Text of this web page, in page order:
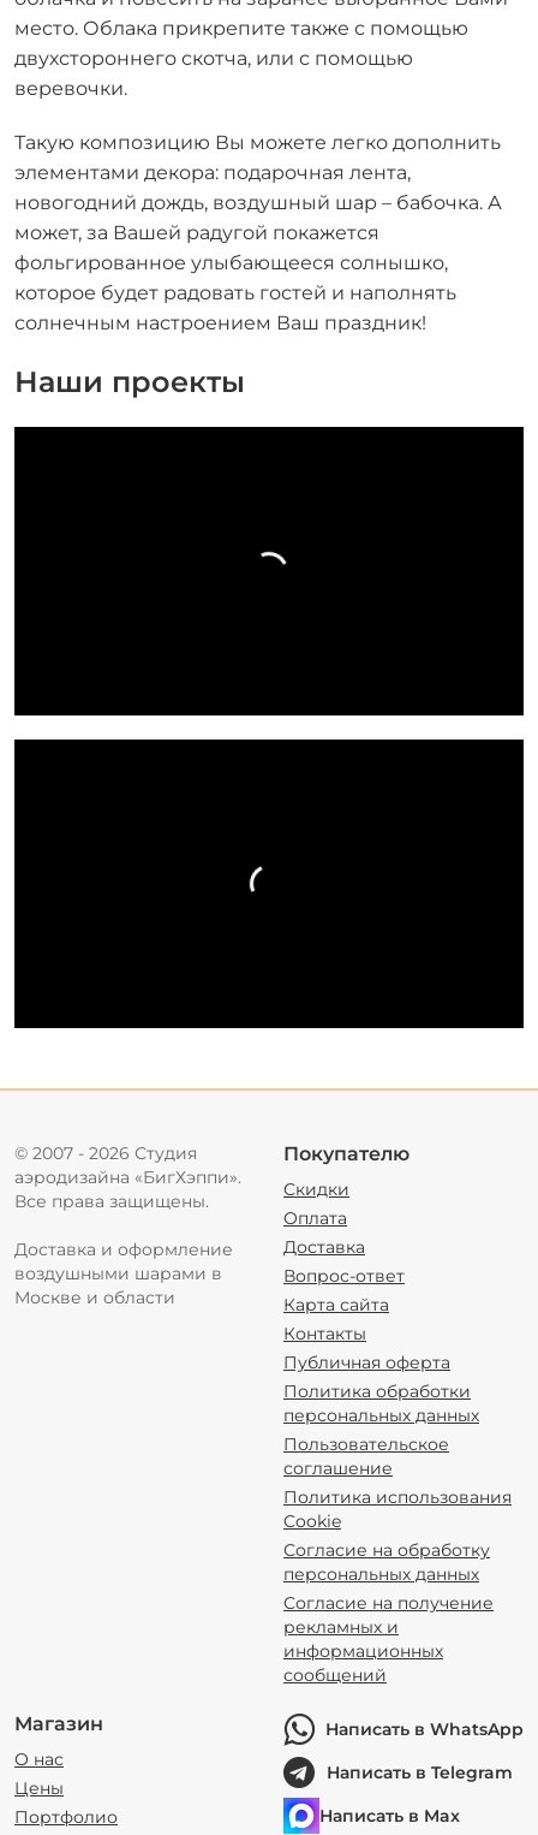
место. Облака прикрепите также с помощью
двухстороннего скотча, или с помощью
веревочки.
Такую композицию Вы можете легко дополнить
элементами декора: подарочная лента,
новогодний дождь, воздушный шар – бабочка. А
может, за Вашей радугой покажется
фольгированное улыбающееся солнышко,
которое будет радовать гостей и наполнять
солнечным настроением Ваш праздник!
Наши проекты
© 2007 - 2026 Студия
аэродизайна «БигХэппи».
Все права защищены.
Доставка и оформление
воздушными шарами в
Москве и области
Покупателю
Скидки
Оплата
Доставка
Вопрос-ответ
Карта сайта
Контакты
Публичная оферта
Политика обработки
персональных данных
Пользовательское
соглашение
Политика использования
Cookie
Согласие на обработку
персональных данных
Согласие на получение
рекламных и
информационных
сообщений
Магазин
О нас
Цены
Портфолио
Написать в WhatsApp
Написать в Telegram
Написать в Max